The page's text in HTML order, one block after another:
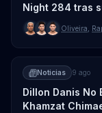
Night 284 tras
Oliveira
Noticias 9 ago
Dillon Danis No
Khamzat